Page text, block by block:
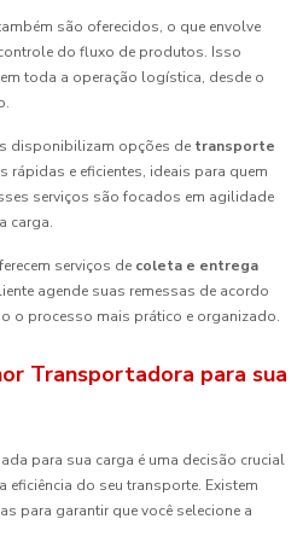
são oferecidos, o que envolve
do fluxo de produtos. Isso
toda a operação logística, desde o
disponibilizam opções de transporte
rápidas e eficientes, ideais para quem
serviços são focados em agilidade
carga.
serviços de coleta e entrega
agende suas remessas de acordo
o processo mais prático e organizado.
Transportadora para sua
para sua carga é uma decisão crucial
eficiência do seu transporte. Existem
para garantir que você selecione a